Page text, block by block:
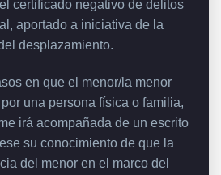
certificado negativo de delitos
aportado a iniciativa de la
desplazamiento.
en que el menor/la menor
una persona física o familia,
irá acompañada de un escrito
su conocimiento de que la
del menor en el marco del